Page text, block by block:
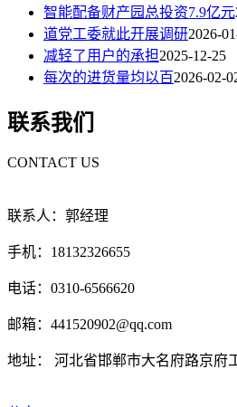
智能配备财产园总投资7.9亿元
道党工委就此开展调研2026-
减轻了用户的承担2025-12-25
每次的进货量均以百2026-02-
联系我们
CONTACT US
联系人：郭经理
手机：18132326655
电话：0310-6566620
邮箱：441520902@qq.com
地址： 河北省邯郸市大名府路京府